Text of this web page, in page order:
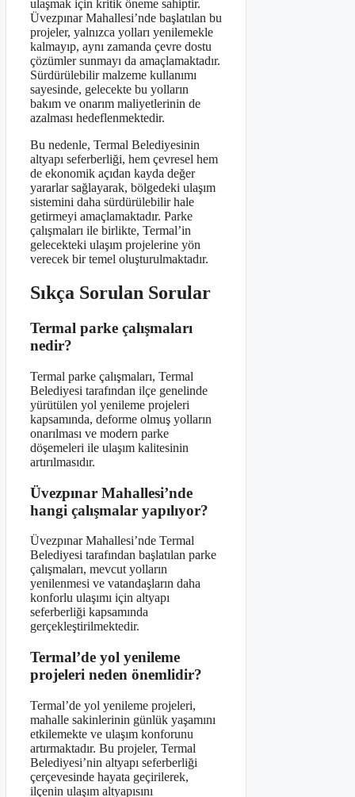
ulaşmak için kritik öneme sahiptir.
Üvezpınar Mahallesi’nde başlatılan bu
projeler, yalnızca yolları yenilemekle
kalmayıp, aynı zamanda çevre dostu
çözümler sunmayı da amaçlamaktadır.
Sürdürülebilir malzeme kullanımı
sayesinde, gelecekte bu yolların
bakım ve onarım maliyetlerinin de
azalması hedeflenmektedir.
Bu nedenle, Termal Belediyesinin
altyapı seferberliği, hem çevresel hem
de ekonomik açıdan kayda değer
yararlar sağlayarak, bölgedeki ulaşım
sistemini daha sürdürülebilir hale
getirmeyi amaçlamaktadır. Parke
çalışmaları ile birlikte, Termal’in
gelecekteki ulaşım projelerine yön
verecek bir temel oluşturulmaktadır.
Sıkça Sorulan Sorular
Termal parke çalışmaları
nedir?
Termal parke çalışmaları, Termal
Belediyesi tarafından ilçe genelinde
yürütülen yol yenileme projeleri
kapsamında, deforme olmuş yolların
onarılması ve modern parke
döşemeleri ile ulaşım kalitesinin
artırılmasıdır.
Üvezpınar Mahallesi’nde
hangi çalışmalar yapılıyor?
Üvezpınar Mahallesi’nde Termal
Belediyesi tarafından başlatılan parke
çalışmaları, mevcut yolların
yenilenmesi ve vatandaşların daha
konforlu ulaşımı için altyapı
seferberliği kapsamında
gerçekleştirilmektedir.
Termal’de yol yenileme
projeleri neden önemlidir?
Termal’de yol yenileme projeleri,
mahalle sakinlerinin günlük yaşamını
etkilemekte ve ulaşım konforunu
artırmaktadır. Bu projeler, Termal
Belediyesi’nin altyapı seferberliği
çerçevesinde hayata geçirilerek,
ilçenin ulaşım altyapısını